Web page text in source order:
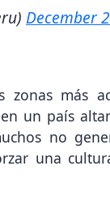
December
más
un país
no
una